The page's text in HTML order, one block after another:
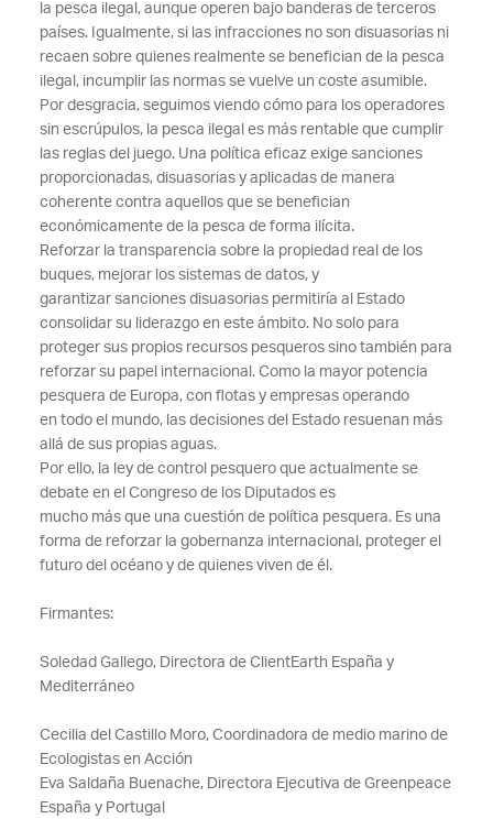
la pesca ilegal, aunque operen bajo banderas de terceros
países. Igualmente, si las infracciones no son disuasorias ni
recaen sobre quienes realmente se benefician de la pesca
ilegal, incumplir las normas se vuelve un coste asumible.
Por desgracia, seguimos viendo cómo para los operadores
sin escrúpulos, la pesca ilegal es más rentable que cumplir
las reglas del juego. Una política eficaz exige sanciones
proporcionadas, disuasorias y aplicadas de manera
coherente contra aquellos que se benefician
económicamente de la pesca de forma ilícita.
Reforzar la transparencia sobre la propiedad real de los
buques, mejorar los sistemas de datos, y
garantizar sanciones disuasorias permitiría al Estado
consolidar su liderazgo en este ámbito. No solo para
proteger sus propios recursos pesqueros sino también para
reforzar su papel internacional. Como la mayor potencia
pesquera de Europa, con flotas y empresas operando
en todo el mundo, las decisiones del Estado resuenan más
allá de sus propias aguas.
Por ello, la ley de control pesquero que actualmente se
debate en el Congreso de los Diputados es
mucho más que una cuestión de política pesquera. Es una
forma de reforzar la gobernanza internacional, proteger el
futuro del océano y de quienes viven de él.
Firmantes:
Soledad Gallego, Directora de ClientEarth España y
Mediterráneo
Cecilia del Castillo Moro, Coordinadora de medio marino de
Ecologistas en Acción
Eva Saldaña Buenache, Directora Ejecutiva de Greenpeace
España y Portugal